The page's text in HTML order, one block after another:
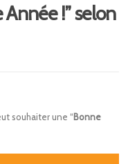
!” selon
souhaiter une “Bonne